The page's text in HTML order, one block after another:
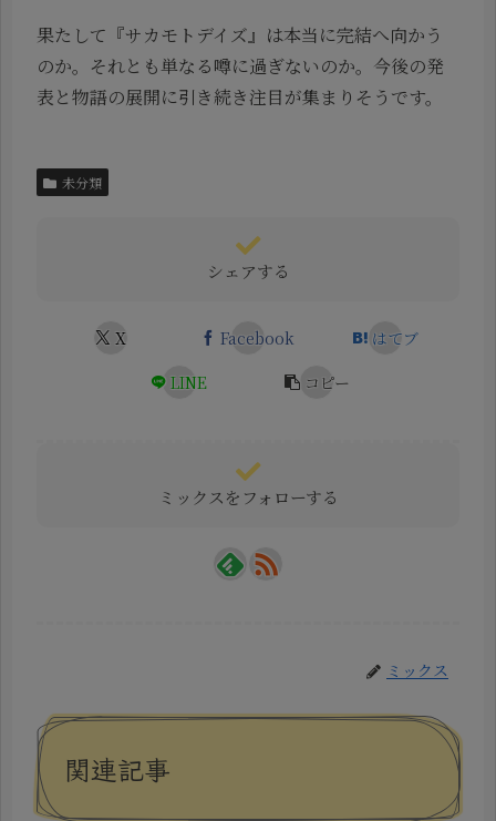
果たして『サカモトデイズ』は本当に完結へ向かう
のか。それとも単なる噂に過ぎないのか。今後の発
表と物語の展開に引き続き注目が集まりそうです。
未分類
シェアする
X Facebook
はてブ
LINE
コピー
ミックスをフォローする
ミックス
関連記事